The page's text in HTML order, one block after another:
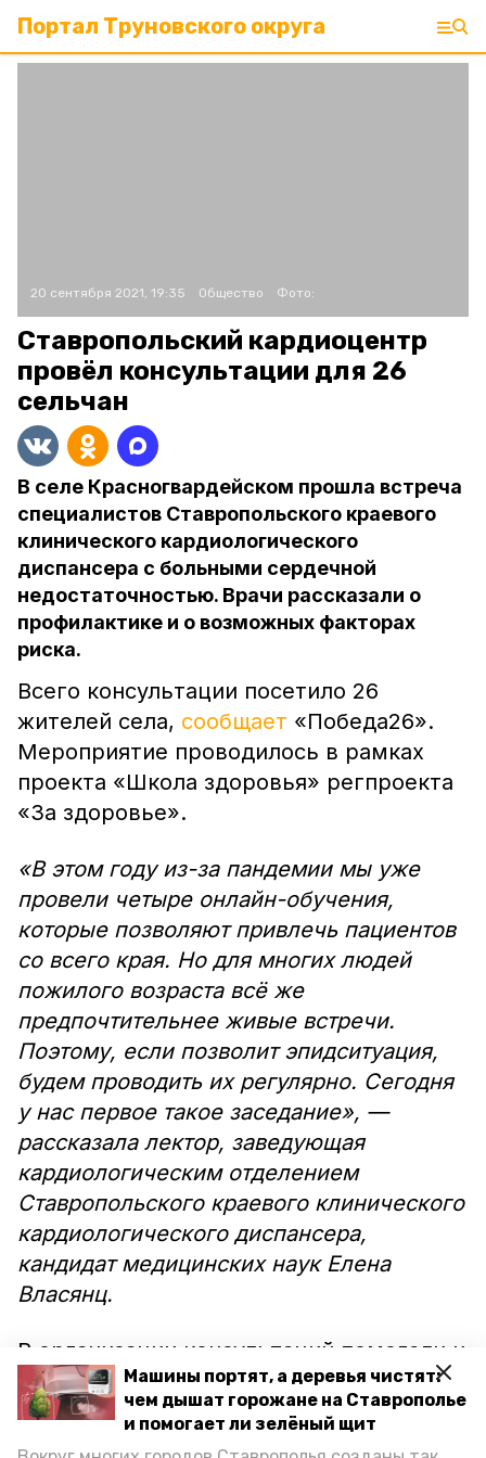
Машины портят, а деревья чистят:
чем дышат горожане на Ставрополье
и помогает ли зелёный щит
Портал Труновского округа
20 сентября 2021, 19:35 Общество Фото:
Ставропольский кардиоцентр
провёл консультации для 26
сельчан
В селе Красногвардейском прошла встреча
специалистов Ставропольского краевого
клинического кардиологического
диспансера с больными сердечной
недостаточностью. Врачи рассказали о
профилактике и о возможных факторах
риска.
Всего консультации посетило 26
жителей села, сообщает «Победа26».
Мероприятие проводилось в рамках
проекта «Школа здоровья» регпроекта
«За здоровье».
«В этом году из-за пандемии мы уже
провели четыре онлайн-обучения,
которые позволяют привлечь пациентов
со всего края. Но для многих людей
пожилого возраста всё же
предпочтительнее живые встречи.
Поэтому, если позволит эпидситуация,
будем проводить их регулярно. Сегодня
у нас первое такое заседание», —
рассказала лектор, заведующая
кардиологическим отделением
Ставропольского краевого клинического
кардиологического диспансера,
кандидат медицинских наук Елена
Власянц.
В организации консультаций помогали и
волонтёры-медики — старшеклассники,
которые планируют стать врачами. Они